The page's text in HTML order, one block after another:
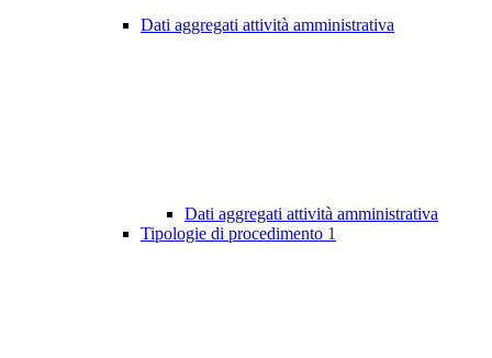
Dati aggregati attività amministrativa
Dati aggregati attività amministrativa
Tipologie di procedimento 1